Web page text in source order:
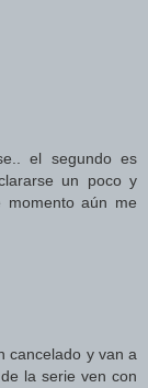
el segundo es
un poco y
aún me
cancelado y van a
la serie ven con